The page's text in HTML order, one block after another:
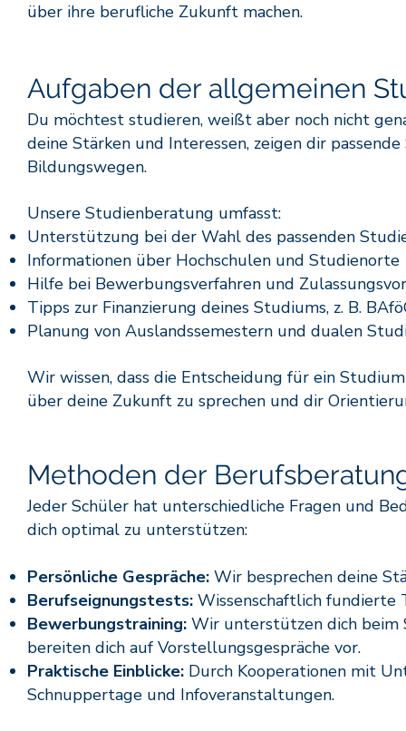
über ihre berufliche Zukunft machen.
Aufgaben der allgemeinen
Du möchtest studieren, weißt aber noch nicht
deine Stärken und Interessen, zeigen dir
Bildungswegen.
Unsere Studienberatung umfasst:
Unterstützung bei der Wahl des passenden
Informationen über Hochschulen und Studienorte
Hilfe bei Bewerbungsverfahren und
Tipps zur Finanzierung deines Studiums, z. B.
Planung von Auslandssemestern und dualen
Wir wissen, dass die Entscheidung für ein
über deine Zukunft zu sprechen und dir
Methoden der
Jeder Schüler hat unterschiedliche Fragen und
dich optimal zu unterstützen:
Persönliche Gespräche: Wir besprechen deine
Berufseignungstests: Wissenschaftlich fundierte
Bewerbungstraining: Wir unterstützen dich beim
bereiten dich auf Vorstellungsgespräche vor.
Praktische Einblicke: Durch Kooperationen mit
Schnuppertage und Infoveranstaltungen.